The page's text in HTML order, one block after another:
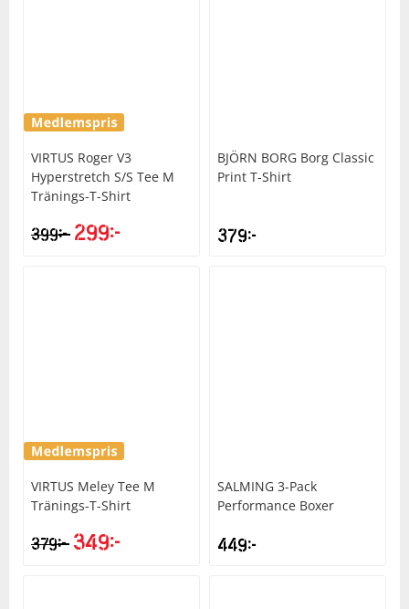
VIRTUS Roger V3
Hyperstretch S/S Tee M
Tränings-T-Shirt
399kr 299kr
BJÖRN BORG Borg Classic
Print T-Shirt
379kr
VIRTUS Meley Tee M
Tränings-T-Shirt
379kr 349kr
SALMING 3-Pack
Performance Boxer
449kr